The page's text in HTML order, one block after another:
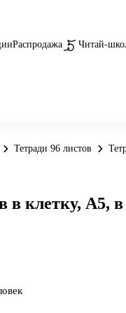
Распродажа Читай-
Тетради 96 листов
в клетку, А5,